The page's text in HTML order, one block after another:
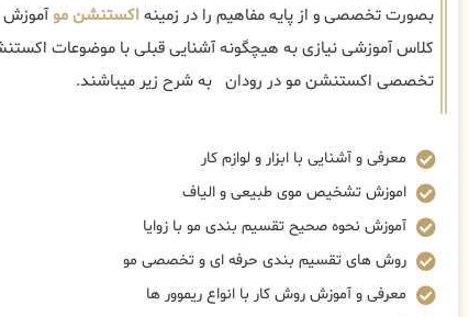
بصورت تخصصی و از پایه مفاهیم را در زمینه اکستنشن موآموزش
کلاس آموزشی نیازی به هیچگونه آشنایی قبلی با موضوعات
تخصصی اکستنشن مو در رودان به شرح زیر میباشند.
معرفی و آشنایی با ابزار و لوازم کار
اموزش تشخیص موی طبیعی و الیاف
آموزش نحوه صحیح تقسیم بندی مو با زوایا
روش های تقسیم بندی حرفه ای و تخصصی مو
معرفی و آموزش روش کار با انواع ریموور ها